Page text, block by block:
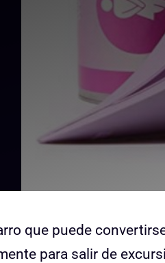
que puede
para salir de